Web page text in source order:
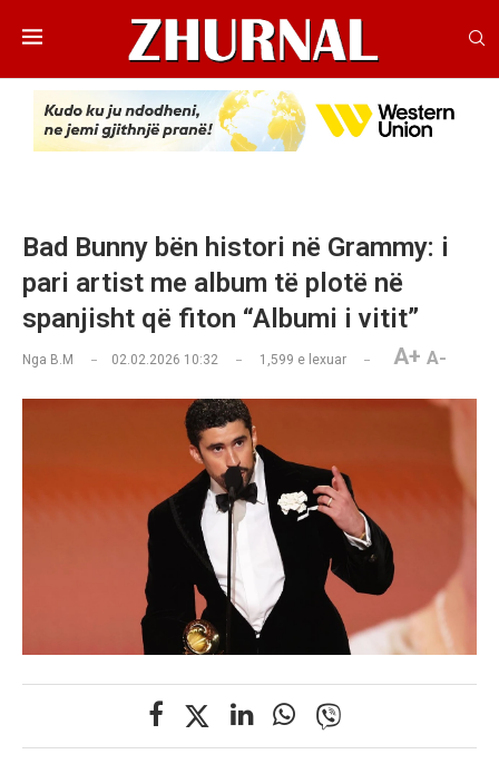
Bad Bunny bën histori në Grammy: i
pari artist me album të plotë në
spanjisht që fiton “Albumi i vitit”
Nga B.M 02.02.2026 10:32 1,599 e lexuar A+ A-